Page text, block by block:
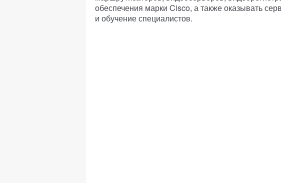
обеспечения марки Cisco, а также оказывать
и обучение специалистов.